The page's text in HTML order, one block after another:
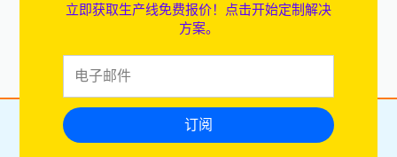
立即获取生产线免费报价！点击开始定制解决
方案。
订阅